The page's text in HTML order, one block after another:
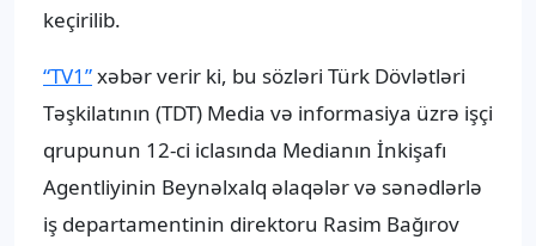
keçirilib.
“TV1”xəbər verir ki, bu sözləri Türk Dövlətləri
Təşkilatının (TDT) Media və informasiya üzrə işçi
qrupunun 12-ci iclasında Medianın İnkişafı
Agentliyinin Beynəlxalq əlaqələr və sənədlərlə
iş departamentinin direktoru Rasim Bağırov